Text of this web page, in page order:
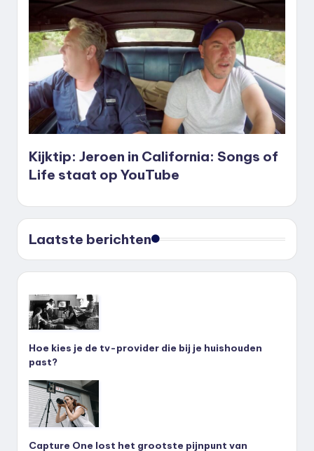
Kijktip: Jeroen in California: Songs of
Life staat op YouTube
Laatste berichten
Hoe kies je de tv-provider die bij je huishouden
past?
Capture One lost het grootste pijnpunt van